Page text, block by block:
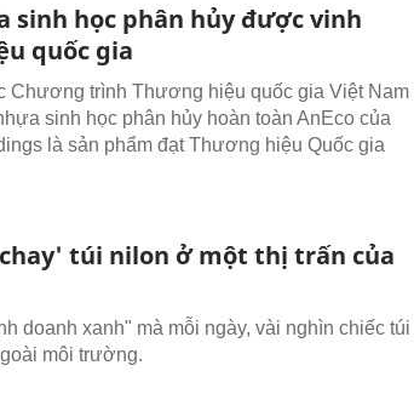
sinh học phân hủy được vinh
quốc gia
Chương trình Thương hiệu quốc gia Việt Nam
sinh học phân hủy hoàn toàn AnEco của
là sản phẩm đạt Thương hiệu Quốc gia
túi nilon ở một thị trấn của
doanh xanh" mà mỗi ngày, vài nghìn chiếc túi
môi trường.